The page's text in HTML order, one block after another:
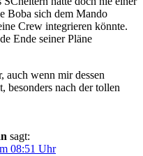
Boba sich dem Mando
Crew integrieren könnte.
Ende seiner Pläne
auch wenn mir dessen
besonders nach der tollen
sagt:
08:51 Uhr